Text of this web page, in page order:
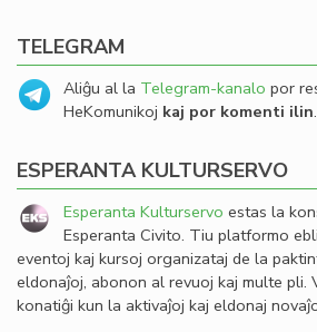
TELEGRAM
Aliĝu al la Telegram-kanalo por
HeKomunikoj kaj por komenti ilin.
ESPERANTA KULTURSERVO
Esperanta Kulturservo estas la
Esperanta Civito. Tiu platformo
eventoj kaj kursoj organizataj de la
eldonaĵoj, abonon al revuoj kaj multe pli.
konatiĝi kun la aktivaĵoj kaj eldonaj